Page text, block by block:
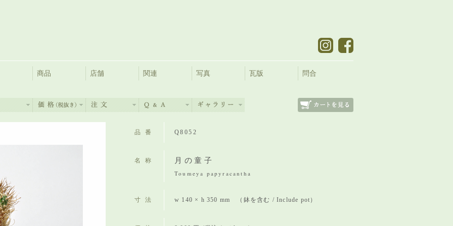
商品 店舗 関連 写真 瓦版 問合
品番 Q8052
名称 月の童子
Toumeya papyracantha
寸法 w 140 × h 350 mm （鉢を含む / Include pot）